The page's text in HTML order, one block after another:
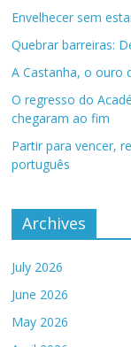
Envelhecer sem
Quebrar barreiras:
A Castanha, o ouro
O regresso do
chegaram ao fim
Partir para vencer,
português
Archives
July 2026
June 2026
May 2026